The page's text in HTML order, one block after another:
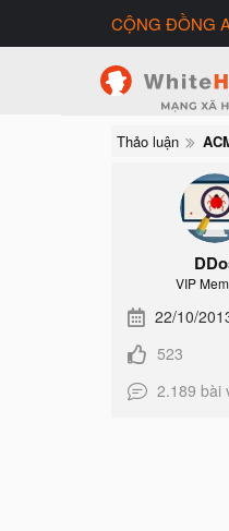
CỘNG ĐỒNG
Thảo luận
VIP
22/10/
523
2.189 bài